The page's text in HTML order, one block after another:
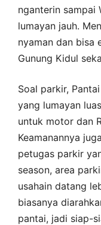
nganterin sampai
lumayan jauh.
nyaman dan bisa
Gunung Kidul
Soal parkir,
yang lumayan
untuk motor dan
Keamanannya
petugas parkir
season, area
usahain datang
biasanya
pantai, jadi siap-